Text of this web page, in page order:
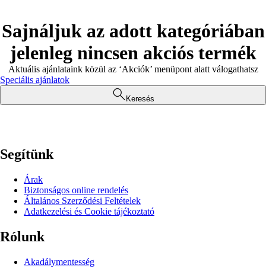
Sajnáljuk az adott kategóriában
jelenleg nincsen akciós termék
Aktuális ajánlataink közül az ‘Akciók’ menüpont alatt válogathatsz
Speciális ajánlatok
Keresés
Segítünk
Árak
Biztonságos online rendelés
Általános Szerződési Feltételek
Adatkezelési és Cookie tájékoztató
Rólunk
Akadálymentesség